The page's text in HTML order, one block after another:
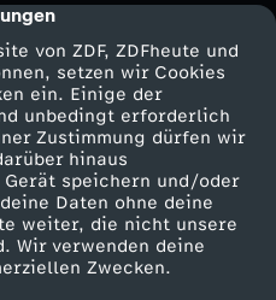
von ZDF, ZDFheute und
setzen wir Cookies
ein. Einige der
unbedingt erforderlich
Zustimmung dürfen wir
hinaus
speichern und/oder
Daten ohne deine
weiter, die nicht unsere
Wir verwenden deine
Zwecken.
Service
ZDFmitreden
Kontakt zum ZDF
Tickets